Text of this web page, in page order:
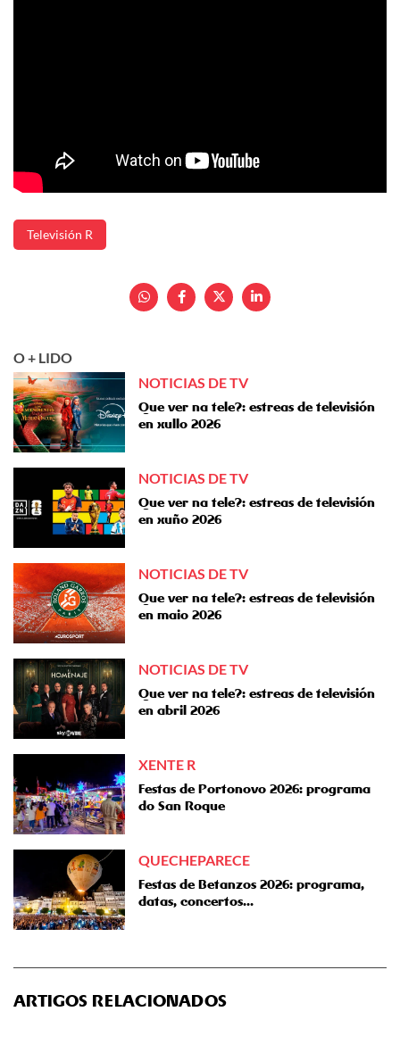
Televisión R
O + LIDO
NOTICIAS DE TV
Que ver na tele?: estreas de televisión
en xullo 2026
NOTICIAS DE TV
Que ver na tele?: estreas de televisión
en xuño 2026
NOTICIAS DE TV
Que ver na tele?: estreas de televisión
en maio 2026
NOTICIAS DE TV
Que ver na tele?: estreas de televisión
en abril 2026
XENTE R
Festas de Portonovo 2026: programa
do San Roque
QUECHEPARECE
Festas de Betanzos 2026: programa,
datas, concertos...
ARTIGOS RELACIONADOS